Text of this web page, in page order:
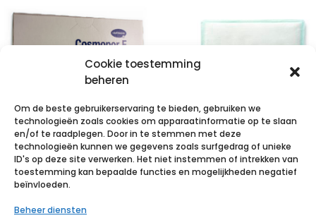
Cookie toestemming
beheren
Om de beste gebruikerservaring te bieden, gebruiken we
technologieën zoals cookies om apparaatinformatie op te slaan
en/of te raadplegen. Door in te stemmen met deze
technologieën kunnen we gegevens zoals surfgedrag of unieke
ID's op deze site verwerken. Het niet instemmen of intrekken van
toestemming kan bepaalde functies en mogelijkheden negatief
beïnvloeden.
Beheer diensten
COSMOPOR E
latexfree
15x9cm 10 p/s
RESPOSORB
Super 20x40cm